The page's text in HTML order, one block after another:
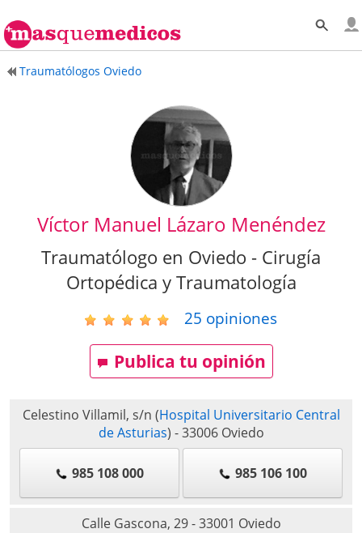
Traumatólogos Oviedo
Víctor Manuel Lázaro Menéndez
Traumatólogo en Oviedo - Cirugía
Ortopédica y Traumatología
25 opiniones
Publica tu opinión
Celestino Villamil, s/n (Hospital Universitario Central
de Asturias) -33006 Oviedo
985 108 000 985 106 100
Calle Gascona, 29-33001 Oviedo